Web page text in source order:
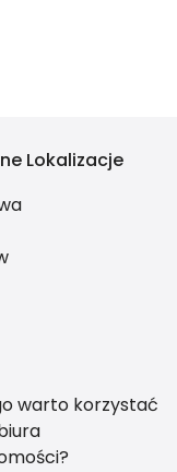
Lokalizacje
warto korzystać